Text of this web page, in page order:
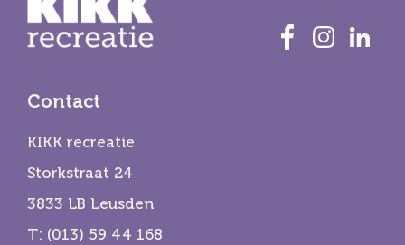
Contact
KIKK recreatie
Storkstraat 24
3833 LB Leusden
T: (013) 59 44 168